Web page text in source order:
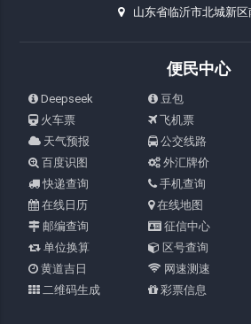
山东省临沂市北城新
便民中心
Deepseek 豆包
火车票
飞机票
天气预报
公交线路
百度识图
外汇牌价
快递查询
手机查询
在线日历
在线地图
邮编查询
征信中心
单位换算
区号查询
黄道吉日
网速测速
二维码生成
彩票信息